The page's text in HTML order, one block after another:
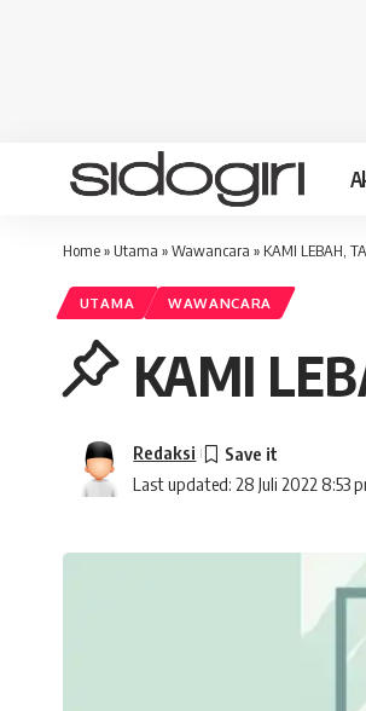
Home» Utama »Wawancara » KAMI LEBAH,
UTAMA WAWANCARA
KAMI
Last updated: 28 Juli 2022 8:53
Redaksi